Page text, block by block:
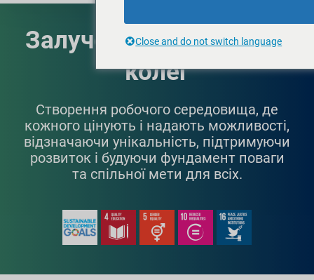
Залучення та інклюзія
колег
Створення робочого середовища, де
кожного цінують і надають можливості,
відзначаючи унікальність, підтримуючи
розвиток і будуючи фундамент поваги
та спільної мети для всіх.
Close and do not switch language